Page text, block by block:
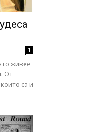
1
живее
От
са и